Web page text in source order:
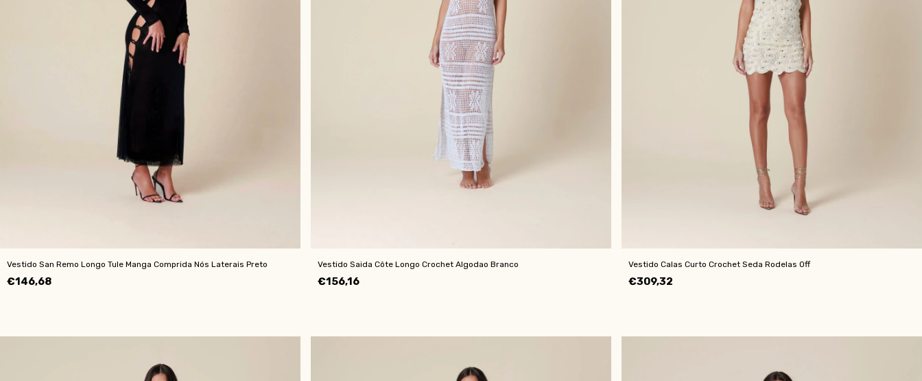
Vestido San Remo Longo Tule Manga Comprida Nós Laterais Preto
€146,68
Vestido Saida Côte Longo Crochet Algodao Branco
€156,16
Vestido Calas Curto Crochet Seda Rodelas Off
€309,32